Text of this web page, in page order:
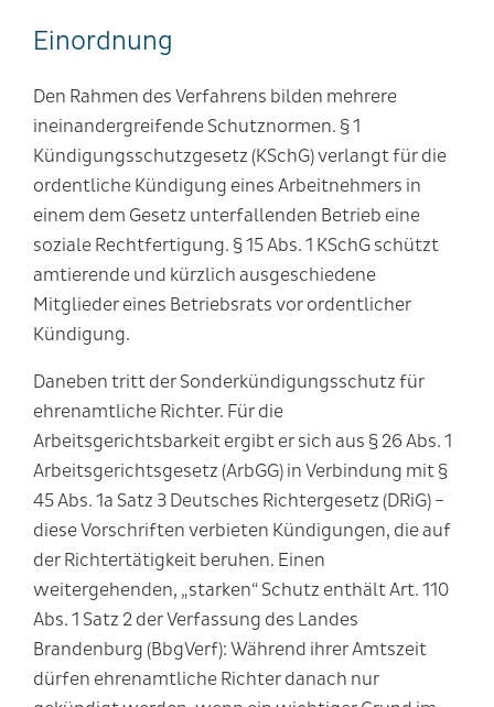
Einordnung
Den Rahmen des Verfahrens bilden mehrere
ineinandergreifende Schutznormen. § 1
Kündigungsschutzgesetz (KSchG) verlangt für die
ordentliche Kündigung eines Arbeitnehmers in
einem dem Gesetz unterfallenden Betrieb eine
soziale Rechtfertigung. § 15 Abs. 1 KSchG schützt
amtierende und kürzlich ausgeschiedene
Mitglieder eines Betriebsrats vor ordentlicher
Kündigung.
Daneben tritt der Sonderkündigungsschutz für
ehrenamtliche Richter. Für die
Arbeitsgerichtsbarkeit ergibt er sich aus § 26 Abs. 1
Arbeitsgerichtsgesetz (ArbGG) in Verbindung mit §
45 Abs. 1a Satz 3 Deutsches Richtergesetz (DRiG) –
diese Vorschriften verbieten Kündigungen, die auf
der Richtertätigkeit beruhen. Einen
weitergehenden, „starken“ Schutz enthält Art. 110
Abs. 1 Satz 2 der Verfassung des Landes
Brandenburg (BbgVerf): Während ihrer Amtszeit
dürfen ehrenamtliche Richter danach nur